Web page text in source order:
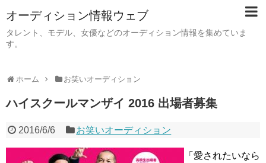
オーディション情報ウェブ
タレント、モデル、女優などのオーディション情報を集めていま
す。
ホーム お笑いオーディション
ハイスクールマンザイ 2016 出場者募集
2016/6/6 お笑いオーディション
「愛されたいなら